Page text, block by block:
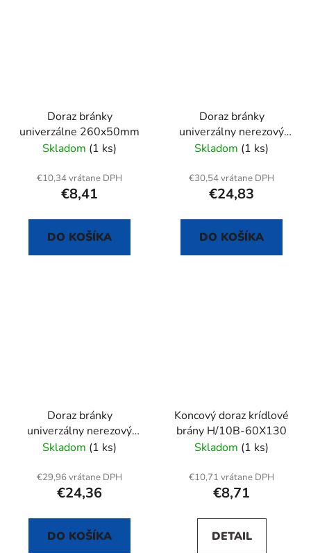
Doraz bránky
univerzálne 260x50mm
Skladom (1 ks)
€10,34 vrátane DPH
€8,41
DO KOŠÍKA
Doraz bránky
univerzálny nerezový
40x20 mm
Skladom (1 ks)
€30,54 vrátane DPH
€24,83
DO KOŠÍKA
Doraz bránky
univerzálny nerezový
40x40mm
Skladom (1 ks)
€29,96 vrátane DPH
€24,36
DO KOŠÍKA
Koncový doraz krídlové
brány H/10B-60X130
Skladom (1 ks)
€10,71 vrátane DPH
€8,71
DETAIL